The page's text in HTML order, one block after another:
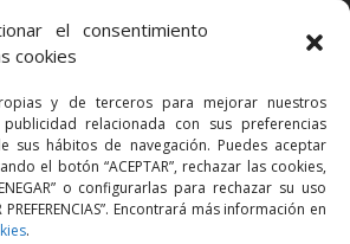
el consentimiento
cookies
y de terceros para mejorar nuestros
relacionada con sus preferencias
sus hábitos de navegación. Puedes aceptar
el botón “ACEPTAR”, rechazar las cookies,
o configurarlas para rechazar su uso
Encontrará más información en
.
2 bis, 3º, 08006 Barcelona
Jaume, 16 1r, 08401 Granollers (Bcn)
860 39 60